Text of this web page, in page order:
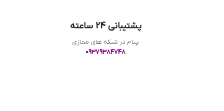
پشتیبانی 24 ساعته
پیام در شبکه های مجازی
09379384748